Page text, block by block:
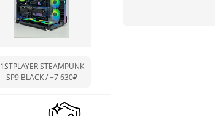
1STPLAYER STEAMPUNK
SP9 BLACK /+7 630₽